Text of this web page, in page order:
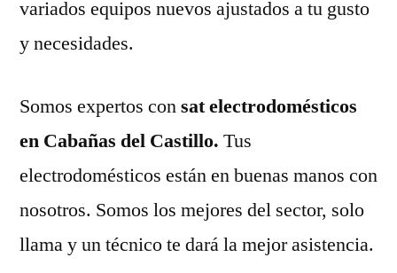
variados equipos nuevos ajustados a tu gusto
y necesidades.
Somos expertos consat electrodomésticos
en Cabañas del Castillo. Tus
electrodomésticos están en buenas manos con
nosotros. Somos los mejores del sector, solo
llama y un técnico te dará la mejor asistencia.